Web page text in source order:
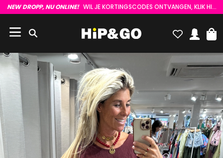
NEW DROPP, NU ONLINE! WIL JE KORTINGSCODES ONTVANGEN, KLIK HIER :)